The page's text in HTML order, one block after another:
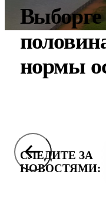
нормы
СЛЕДИТЕ ЗА
НОВОСТЯМИ: